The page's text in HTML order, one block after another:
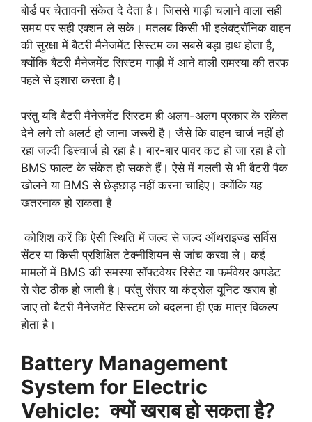
बोर्ड पर चेतावनी संकेत दे देता है। जिससे गाड़ी चलाने वाला सही
समय पर सही एक्शन ले सके। मतलब किसी भी इलेक्ट्रॉनिक वाहन
की सुरक्षा में बैटरी मैनेजमेंट सिस्टम का सबसे बड़ा हाथ होता है,
क्योंकि बैटरी मैनेजमेंट सिस्टम गाड़ी में आने वाली समस्या की तरफ
पहले से इशारा करता है।
परंतु यदि बैटरी मैनेजमेंट सिस्टम ही अलग-अलग प्रकार के संकेत
देने लगे तो अलर्ट हो जाना जरूरी है। जैसे कि वाहन चार्ज नहीं हो
रहा जल्दी डिस्चार्ज हो रहा है। बार-बार पावर कट हो जा रहा है तो
BMS फाल्ट के संकेत हो सकते हैं। ऐसे में गलती से भी बैटरी पैक
खोलने या BMS से छेड़छाड़ नहीं करना चाहिए। क्योंकि यह
खतरनाक हो सकता है
कोशिश करें कि ऐसी स्थिति में जल्द से जल्द ऑथराइज्ड सर्विस
सेंटर या किसी प्रशिक्षित टेक्नीशियन से जांच करवा ले। कई
मामलों में BMS की समस्या सॉफ्टवेयर रिसेट या फर्मवेयर अपडेट
से सेट ठीक हो जाती है। परंतु सेंसर या कंट्रोल यूनिट खराब हो
जाए तो बैटरी मैनेजमेंट सिस्टम को बदलना ही एक मात्र विकल्प
होता है।
Battery Management
System for Electric
Vehicle: क्यों खराब हो सकता है?